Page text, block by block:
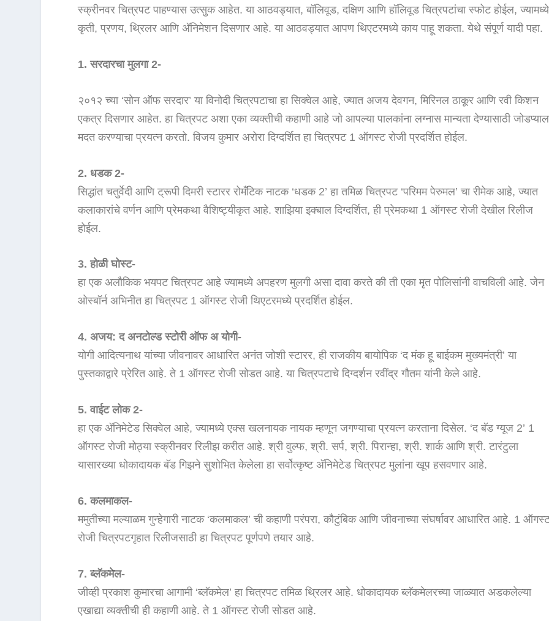
स्क्रीनवर चित्रपट पाहण्यास उत्सुक आहेत. या आठवड्यात, बॉलिवूड, दक्षिण आणि हॉलिवूड चित्रपटांचा स्फोट होईल, ज्यामध्ये
कृती, प्रणय, थ्रिलर आणि अ‍ॅनिमेशन दिसणार आहे. या आठवड्यात आपण थिएटरमध्ये काय पाहू शकता. येथे संपूर्ण यादी पहा.
1. सरदारचा मुलगा 2-
२०१२ च्या ‘सोन ऑफ सरदार’ या विनोदी चित्रपटाचा हा सिक्वेल आहे, ज्यात अजय देवगन, मिरिनल ठाकूर आणि रवी किशन
एकत्र दिसणार आहेत. हा चित्रपट अशा एका व्यक्तीची कहाणी आहे जो आपल्या पालकांना लग्नास मान्यता देण्यासाठी
मदत करण्याचा प्रयत्न करतो. विजय कुमार अरोरा दिग्दर्शित हा चित्रपट 1 ऑगस्ट रोजी प्रदर्शित होईल.
2. धडक 2-
सिद्धांत चतुर्वेदी आणि ट्रूपी दिमरी स्टारर रोमँटिक नाटक ‘धडक 2’ हा तमिळ चित्रपट ‘परिमम पेरुमल’ चा रीमेक आहे, ज्यात
कलाकारांचे वर्णन आणि प्रेमकथा वैशिष्ट्यीकृत आहे. शाझिया इक्बाल दिग्दर्शित, ही प्रेमकथा 1 ऑगस्ट रोजी देखील रिलीज
होईल.
3. होळी घोस्ट-
हा एक अलौकिक भयपट चित्रपट आहे ज्यामध्ये अपहरण मुलगी असा दावा करते की ती एका मृत पोलिसांनी वाचविली आहे. जेन
ओस्बॉर्न अभिनीत हा चित्रपट 1 ऑगस्ट रोजी थिएटरमध्ये प्रदर्शित होईल.
4. अजय: द अनटोल्ड स्टोरी ऑफ अ योगी-
योगी आदित्यनाथ यांच्या जीवनावर आधारित अनंत जोशी स्टारर, ही राजकीय बायोपिक ‘द मंक हू बाईकम मुख्यमंत्री’ या
पुस्तकाद्वारे प्रेरित आहे. ते 1 ऑगस्ट रोजी सोडत आहे. या चित्रपटाचे दिग्दर्शन रवींद्र गौतम यांनी केले आहे.
5. वाईट लोक 2-
हा एक अ‍ॅनिमेटेड सिक्वेल आहे, ज्यामध्ये एक्स खलनायक नायक म्हणून जगण्याचा प्रयत्न करताना दिसेल. ‘द बॅड ग्यूज 2’ 1
ऑगस्ट रोजी मोठ्या स्क्रीनवर रिलीझ करीत आहे. श्री वुल्फ, श्री. सर्प, श्री. पिरान्हा, श्री. शार्क आणि श्री. टारंटुला
यासारख्या धोकादायक बॅड गिझने सुशोभित केलेला हा सर्वोत्कृष्ट अ‍ॅनिमेटेड चित्रपट मुलांना खूप हसवणार आहे.
6. कलमाकल-
ममुतीच्या मल्याळम गुन्हेगारी नाटक ‘कलमाकल’ ची कहाणी परंपरा, कौटुंबिक आणि जीवनाच्या संघर्षावर आधारित आहे. 1
रोजी चित्रपटगृहात रिलीजसाठी हा चित्रपट पूर्णपणे तयार आहे.
7. ब्लॅकमेल-
जीव्ही प्रकाश कुमारचा आगामी ‘ब्लॅकमेल’ हा चित्रपट तमिळ थ्रिलर आहे. धोकादायक ब्लॅकमेलरच्या जाळ्यात अडकलेल्या
एखाद्या व्यक्तीची ही कहाणी आहे. ते 1 ऑगस्ट रोजी सोडत आहे.